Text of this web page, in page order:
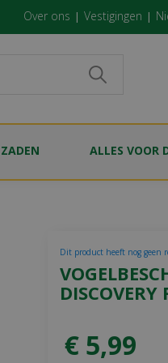
Over ons Vestigingen
ALLES VOOR
Dit product heeft nog geen
€ 5,99